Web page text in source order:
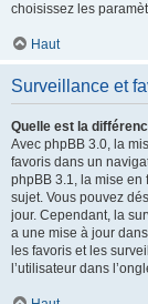
choisissez les
Haut
Surveillance et
Quelle est la
Avec phpBB 3.0, la
favoris dans un
phpBB 3.1, la mise en
sujet. Vous pouvez
jour. Cependant, la
a une mise à jour
les favoris et les
l’utilisateur dans